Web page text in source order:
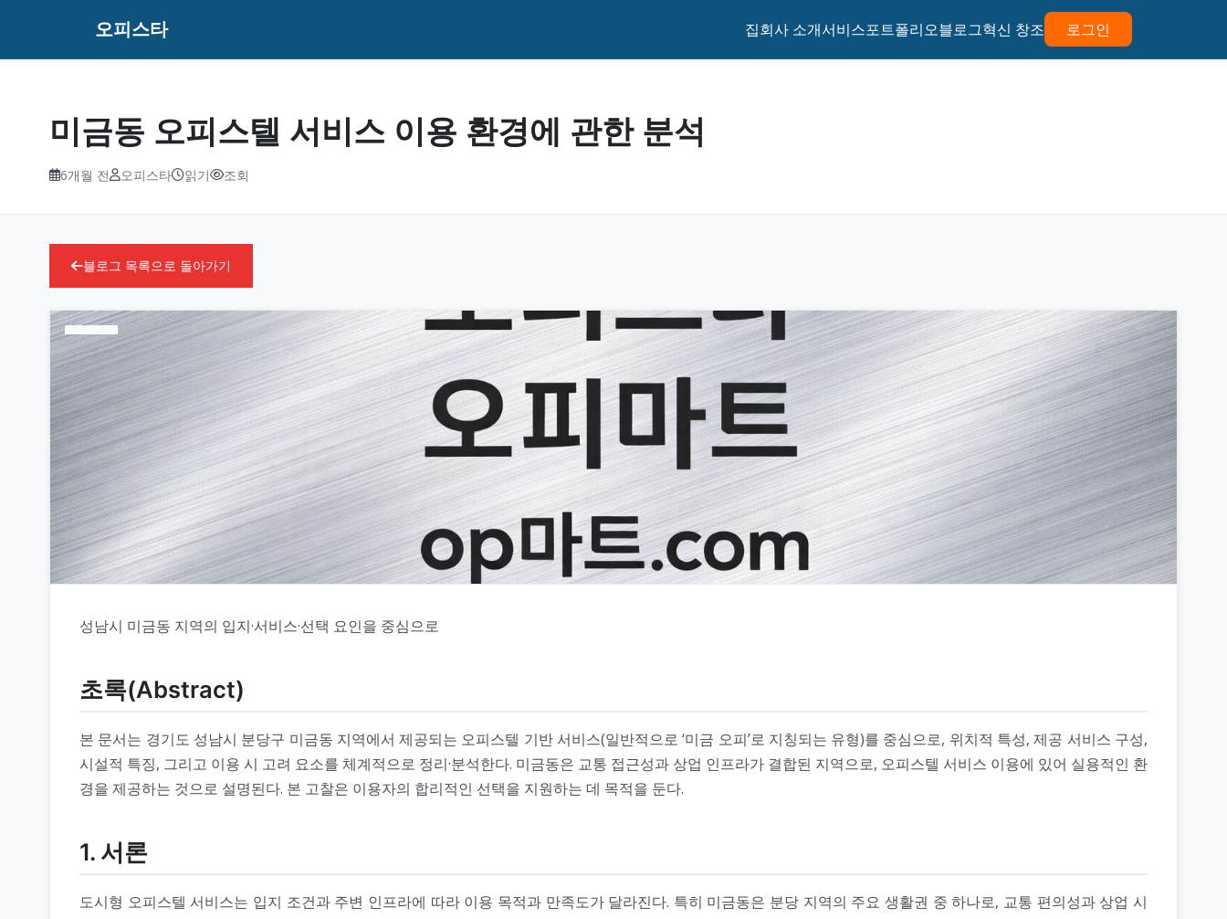
오피스타 집회사 소개서비스포트폴리오블로그혁신 창조 로그인
미금동 오피스텔 서비스 이용 환경에 관한 분석
6개월 전 오피스타 읽기 조회
블로그 목록으로 돌아가기
성남시 미금동 지역의 입지·서비스·선택 요인을 중심으로
초록(Abstract)
본 문서는 경기도 성남시 분당구 미금동 지역에서 제공되는 오피스텔 기반 서비스(일반적으로 ‘미금 오피’로 지칭되는 유형)를 중심으로, 위치적 특성, 제공 서비스 구성,
시설적 특징, 그리고 이용 시 고려 요소를 체계적으로 정리·분석한다. 미금동은 교통 접근성과 상업 인프라가 결합된 지역으로, 오피스텔 서비스 이용에 있어 실용적인 환
경을 제공하는 것으로 설명된다. 본 고찰은 이용자의 합리적인 선택을 지원하는 데 목적을 둔다.
1. 서론
도시형 오피스텔 서비스는 입지 조건과 주변 인프라에 따라 이용 목적과 만족도가 달라진다. 특히 미금동은 분당 지역의 주요 생활권 중 하나로, 교통 편의성과 상업 시